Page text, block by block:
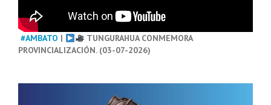
#AMBATO |
TUNGURAHUA CONMEMORA
PROVINCIALIZACIÓN. (03-07-2026)